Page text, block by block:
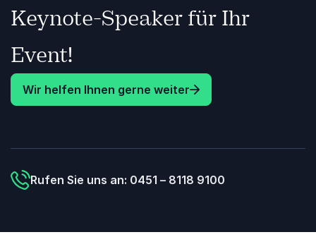
Keynote-Speaker für Ihr
Event!
Wir helfen Ihnen gerne weiter
Rufen Sie uns an: 0451 – 8118 9100